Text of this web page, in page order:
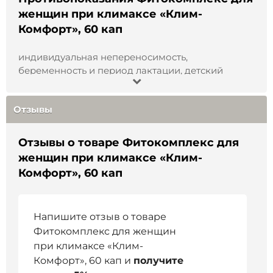
не выше +25°С.
Состав:экстракты клевера красного,
шиповника коричного, шалфея, боярышника,
календулы. Вспомогательные компоненты:
мальтодекстрин, капсула (желатин).
Объем
Срок годности:36 месяцев.
Страна производства
специалистом .
женщин при климаксе «Клим-
Комфорт», 60 кап
индивидуальная непереносимость,
беременность и период лактации, детский
Отзывы
Отзывы о товаре Фитокомплекс для
женщин при климаксе «Клим-
Комфорт», 60 кап
Напишите отзыв о товаре
Фитокомплекс для женщин
при климаксе «Клим-
Комфорт», 60 кап и получите